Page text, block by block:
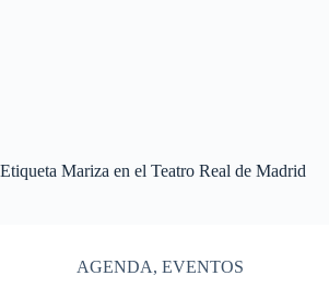
Etiqueta Mariza en el Teatro Real de Madrid
AGENDA, EVENTOS